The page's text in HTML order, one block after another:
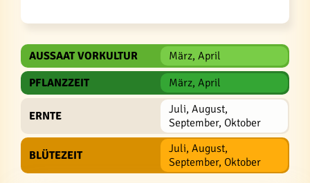
AUSSAAT VORKULTUR
März, April
PFLANZZEIT
März, April
ERNTE
Juli, August,
September, Oktober
BLÜTEZEIT
Juli, August,
September, Oktober